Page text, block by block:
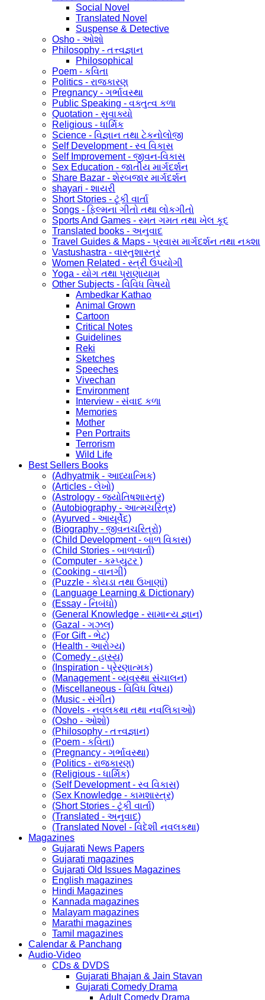
Social Novel
Translated Novel
Suspense & Detective
Osho - ઓશો
Philosophy - તત્ત્વજ્ઞાન
Philosophical
Poem - કવિતા
Politics - રાજકારણ
Pregnancy - ગર્ભાવસ્થા
Public Speaking - વક્તુત્વ કળા
Quotation - સુવાક્યો
Religious - ધાર્મિક
Science - વિજ્ઞાન તથા ટેકનોલોજી
Self Development - સ્વ વિકાસ
Self Improvement - જીવન-વિકાસ
Sex Education - જાતીય માર્ગદર્શન
Share Bazar - શેરબજાર માર્ગદર્શન
shayari - શાયરી
Short Stories - ટૂંકી વાર્તા
Songs - ફિલ્મના ગીતો તથા લોકગીતો
Sports And Games - રમત ગમત તથા ખેલ કૂદ
Translated books - અનુવાદ
Travel Guides & Maps - પ્રવાસ માર્ગદર્શન તથા નક્શા
Vastushastra - વાસ્તુશાસ્ત્ર
Women Related - સ્ત્રી ઉપયોગી
Yoga - યોગ તથા પ્રાણાયામ
Other Subjects - વિવિધ વિષયો
Ambedkar Kathao
Animal Grown
Cartoon
Critical Notes
Guidelines
Reki
Sketches
Speeches
Vivechan
Environment
Interview - સંવાદ કળા
Memories
Mother
Pen Portraits
Terrorism
Wild Life
Best Sellers Books
(Adhyatmik - આધ્યાત્મિક)
(Articles - લેખો)
(Astrology - જ્યોતિષશાસ્ત્ર)
(Autobiography - આત્મચરિત્ર)
(Ayurved - આયૂર્વેદ)
(Biography - જીવનચરિત્રો)
(Child Development - બાળ વિકાસ)
(Child Stories - બાળવાર્તા)
(Computer - કમ્પ્યુટર )
(Cooking - વાનગી)
(Puzzle - કોયડા તથા ઉખાણાં)
(Language Learning & Dictionary)
(Essay - નિબંધો)
(General Knowledge - સામાન્ય જ્ઞાન)
(Gazal - ગઝલ)
(For Gift - ભેટ)
(Health - આરોગ્ય)
(Comedy - હાસ્ય)
(Inspiration - પ્રેરણાત્મક)
(Management - વ્યવસ્થા સંચાલન)
(Miscellaneous - વિવિધ વિષય)
(Music - સંગીત)
(Novels - નવલકથા તથા નવલિકાઓ)
(Osho - ઓશો)
(Philosophy - તત્ત્વજ્ઞાન)
(Poem - કવિતા)
(Pregnancy - ગર્ભાવસ્થા)
(Politics - રાજકારણ)
(Religious - ધાર્મિક)
(Self Development - સ્વ વિકાસ)
(Sex Knowledge - કામશાસ્ત્ર)
(Short Stories - ટૂંકી વાર્તા)
(Translated - અનુવાદ)
(Translated Novel - વિદેશી નવલકથા)
Magazines
Gujarati News Papers
Gujarati magazines
Gujarati Old Issues Magazines
English magazines
Hindi Magazines
Kannada magazines
Malayam magazines
Marathi magazines
Tamil magazines
Calendar & Panchang
Audio-Video
CDs & DVDS
Gujarati Bhajan & Jain Stavan
Gujarati Comedy Drama
Adult Comedy Drama